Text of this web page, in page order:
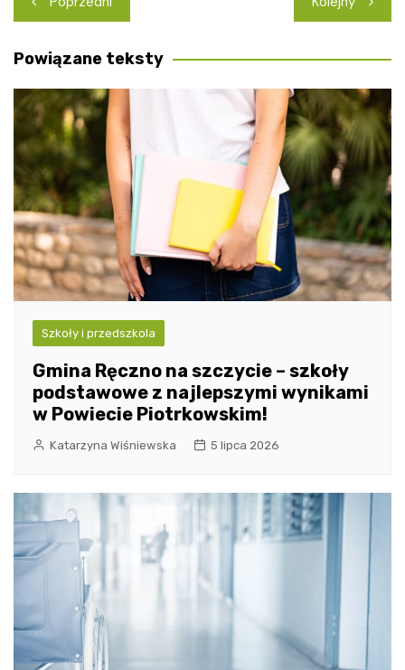
wpisu
Powiązane teksty
Szkoły i przedszkola
Gmina Ręczno na szczycie – szkoły
podstawowe z najlepszymi wynikami
w Powiecie Piotrkowskim!
Katarzyna Wiśniewska 5 lipca 2026